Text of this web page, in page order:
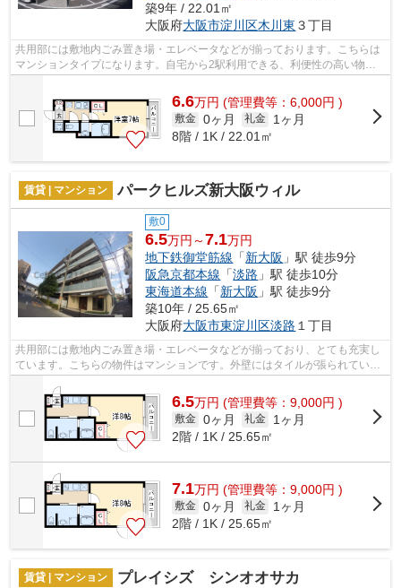
築9年 / 22.01㎡
大阪府大阪市淀川区木川東 ３丁目
共用部には敷地内ごみ置き場・エレベータなどが揃っております。こちらは
マンションタイプになります。自宅から2駅利用できる、利便性の高い物件
6.6万円 (管理費等：6,000円 )
敷金 0ヶ月 礼金
1ヶ月
8階 / 1K / 22.01㎡
賃貸 | マンション パークヒルズ新大阪ウィル
敷0
6.5万円～7.1万円
地下鉄御堂筋線 「新大阪 」駅 徒歩9分
阪急京都本線 「淡路 」駅 徒歩10分
東海道本線 「新大阪 」駅 徒歩9分
築10年 / 25.65㎡
大阪府大阪市東淀川区淡路 １丁目
共用部には敷地内ごみ置き場・エレベータなどが揃っており、とても充実し
ています。こちらの物件はマンションです。外壁にはタイルが張られていま
6.5万円 (管理費等：9,000円 )
敷金 0ヶ月 礼金
1ヶ月
2階 / 1K / 25.65㎡
7.1万円 (管理費等：9,000円 )
敷金 0ヶ月 礼金
1ヶ月
2階 / 1K / 25.65㎡
賃貸 | マンション プレイシズ シンオオサカ